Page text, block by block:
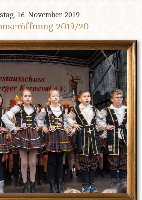
16. November 2019
2019/20